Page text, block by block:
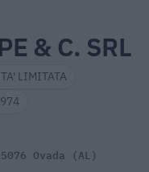
& C. SRL
LIMITATA
Ovada (AL)